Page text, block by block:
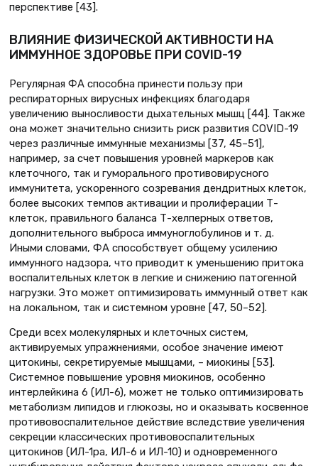
перспективе [43].
ВЛИЯНИЕ ФИЗИЧЕСКОЙ АКТИВНОСТИ НА
ИММУННОЕ ЗДОРОВЬЕ ПРИ COVID-19
Регулярная ФА способна принести пользу при
респираторных вирусных инфекциях благодаря
увеличению выносливости дыхательных мышц [44]. Также
она может значительно снизить риск развития COVID-19
через различные иммунные механизмы [37, 45–51],
например, за счет повышения уровней маркеров как
клеточного, так и гуморального противовирусного
иммунитета, ускоренного созревания дендритных клеток,
более высоких темпов активации и пролиферации Т-
клеток, правильного баланса Т-хелперных ответов,
дополнительного выброса иммуноглобулинов и т. д.
Иными словами, ФА способствует общему усилению
иммунного надзора, что приводит к уменьшению притока
воспалительных клеток в легкие и снижению патогенной
нагрузки. Это может оптимизировать иммунный ответ как
на локальном, так и системном уровне [47, 50–52].
Среди всех молекулярных и клеточных систем,
активируемых упражнениями, особое значение имеют
цитокины, секретируемые мышцами, – миокины [53].
Системное повышение уровня миокинов, особенно
интерлейкина 6 (ИЛ-6), может не только оптимизировать
метаболизм липидов и глюкозы, но и оказывать косвенное
противовоспалительное действие вследствие увеличения
секреции классических противовоспалительных
цитокинов (ИЛ-1ра, ИЛ-6 и ИЛ-10) и одновременного